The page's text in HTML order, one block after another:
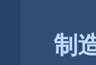
制